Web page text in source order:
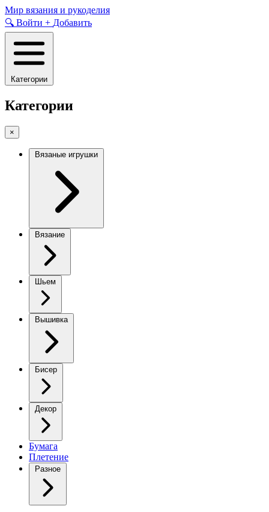
Skip
to
content
Мир вязания и рукоделия
🔍 Войти + Добавить
Категории
Категории
×
Вязаные игрушки
Вязание
Шьем
Вышивка
Бисер
Декор
Бумага
Плетение
Разное